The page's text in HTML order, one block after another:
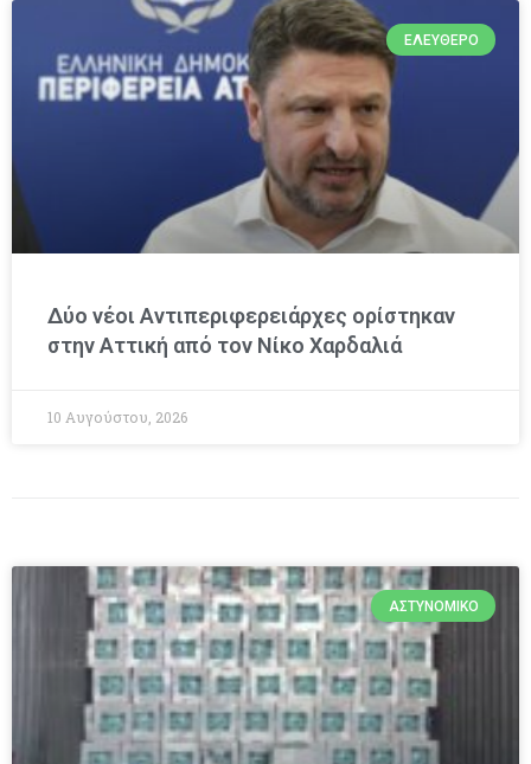
ΕΛΕΎΘΕΡΟ
Δύο νέοι Αντιπεριφερειάρχες ορίστηκαν
στην Αττική από τον Νίκο Χαρδαλιά
10 Αυγούστου, 2026
ΑΣΤΥΝΟΜΙΚΌ